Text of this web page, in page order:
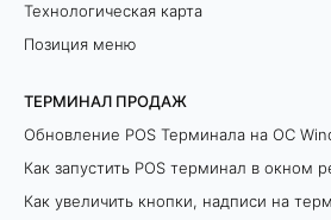
Технологическая карта
Позиция меню
ТЕРМИНАЛ ПРОДАЖ
а
т